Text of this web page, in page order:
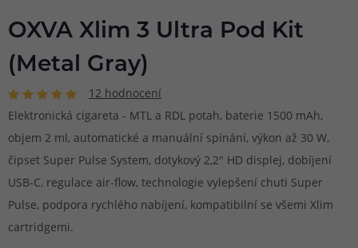
OXVA Xlim 3 Ultra Pod Kit
(Metal Gray)
12 hodnocení
Elektronická cigareta - MTL a RDL potah, baterie 1500 mAh,
objem 2 ml, automatické a manuální spínání, výkon až 30 W,
čipset Super Pulse System, dotykový 2,2" HD displej, dobíjení
USB-C, regulace air-flow, technologie vylepšení chuti Super
Pulse, podpora rychlého nabíjení, kompatibilní se všemi Xlim
cartridgemi.